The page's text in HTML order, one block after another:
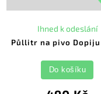
Půllitr na pivo Dopiju
Ihned k odeslání
Do košíku